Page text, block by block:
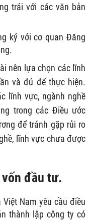
trái với các văn bản
ký với cơ quan Đăng
nên lựa chọn các lĩnh
và đủ để thực hiện.
lĩnh vực, ngành nghề
trong các Điều ước
để tránh gặp rủi ro
lĩnh vực chưa được
đầu tư.
Nam yêu cầu điều
thành lập công ty có